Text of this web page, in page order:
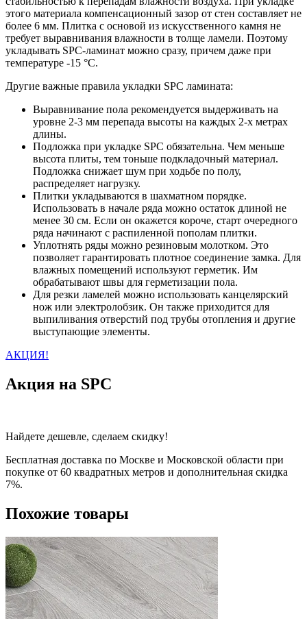
этого материала компенсационный зазор от стен составляет не
более 6 мм. Плитка с основой из искусственного камня не
требует выравнивания влажности в толще ламели. Поэтому
укладывать SPC-ламинат можно сразу, причем даже при
температуре -15 °C.
Другие важные правила укладки SPC ламината:
Выравнивание пола рекомендуется выдерживать на
уровне 2-3 мм перепада высоты на каждых 2-х метрах
длины.
Подложка при укладке SPC обязательна. Чем меньше
высота плиты, тем тоньше подкладочный материал.
Подложка снижает шум при ходьбе по полу,
распределяет нагрузку.
Плитки укладываются в шахматном порядке.
Использовать в начале ряда можно остаток длиной не
менее 30 см. Если он окажется короче, старт очередного
ряда начинают с распиленной пополам плитки.
Уплотнять ряды можно резиновым молотком. Это
позволяет гарантировать плотное соединение замка. Для
влажных помещений используют герметик. Им
обрабатывают швы для герметизации пола.
Для резки ламелей можно использовать канцелярский
нож или электролобзик. Он также приходится для
выпиливания отверстий под трубы отопления и другие
выступающие элементы.
АКЦИЯ!
Акция на SPC
Найдете дешевле, сделаем скидку!
Бесплатная доставка по Москве и Московской области при
покупке от 60 квадратных метров и дополнительная скидка
7%.
Похожие товары